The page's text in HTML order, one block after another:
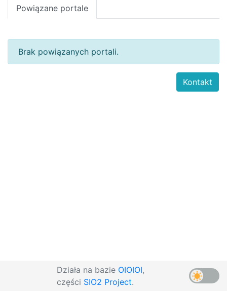
Powiązane portale
Brak powiązanych portali.
Działa na bazie OIOIOI,
części SIO2 Project.
Kontakt